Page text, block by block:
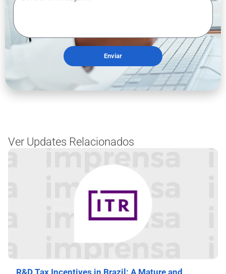
Enviar
Ver Updates Relacionados
R&D Tax Incentives in Brazil: A Mature and